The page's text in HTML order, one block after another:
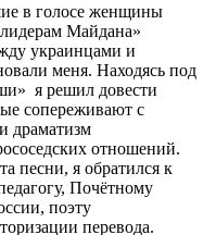
в голосе женщины
Майдана»
украинцами и
меня. Находясь под
я решил довести
сопереживают с
драматизм
отношений.
песни, я обратился к
Почётному
поэту
перевода.